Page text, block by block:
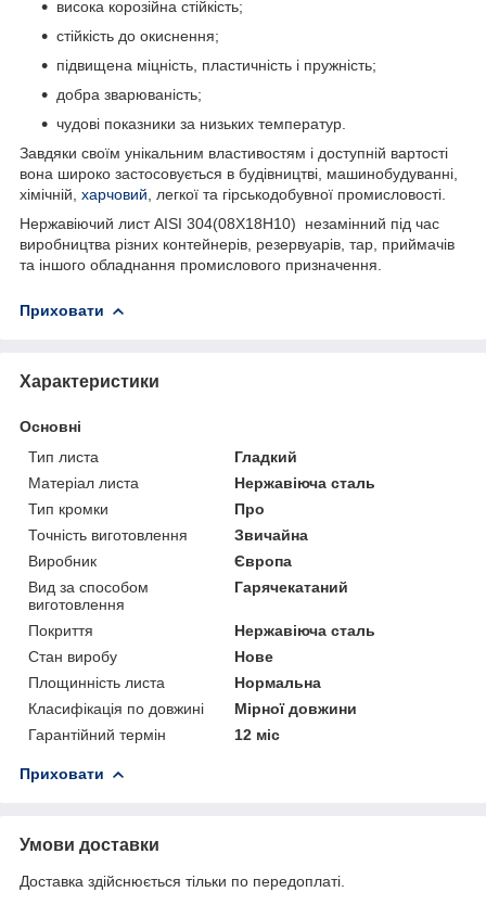
висока корозійна стійкість;
стійкість до окиснення;
підвищена міцність, пластичність і пружність;
добра зварюваність;
чудові показники за низьких температур.
Завдяки своїм унікальним властивостям і доступній вартості
вона широко застосовується в будівництві, машинобудуванні,
хімічній, харчовий , легкої та гірськодобувної промисловості.
Нержавіючий лист AISI 304(08Х18Н10) незамінний під час
виробництва різних контейнерів, резервуарів, тар, приймачів
та іншого обладнання промислового призначення.
Приховати
Характеристики
Основні
Тип листа
Гладкий
Матеріал листа
Нержавіюча сталь
Тип кромки
Про
Точність виготовлення
Звичайна
Виробник
Європа
Вид за способом
виготовлення
Гарячекатаний
Покриття
Нержавіюча сталь
Стан виробу
Нове
Площинність листа
Нормальна
Класифікація по довжині
Мірної довжини
Гарантійний термін
12 міс
Приховати
Умови доставки
Доставка здійснюється тільки по передоплаті.